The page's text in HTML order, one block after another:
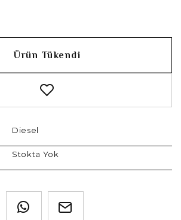
Ürün Tükendi
Diesel
Stokta Yok